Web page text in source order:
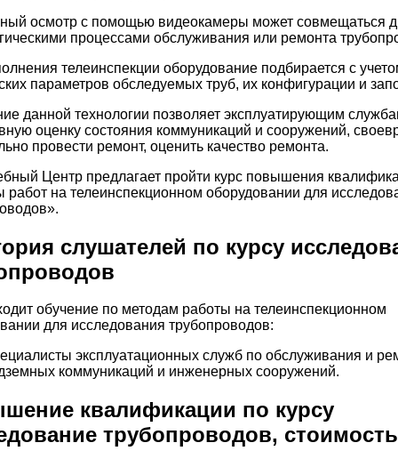
осмотр с помощью видеокамеры может совмещаться
процессами обслуживания или ремонта
телеинспекции оборудование подбирается с
параметров обследуемых труб, их конфигурации и
данной технологии позволяет эксплуатирующим
оценку состояния коммуникаций и сооружений,
провести ремонт, оценить качество ремонта.
Центр предлагает пройти курс повышения
работ на телеинспекционном оборудовании для
слушателей по курсу
обучение по методам работы на телеинспекционном
для исследования трубопроводов:
эксплуатационных служб по обслуживания и
коммуникаций и инженерных сооружений.
квалификации по курсу
трубопроводов, стоимость